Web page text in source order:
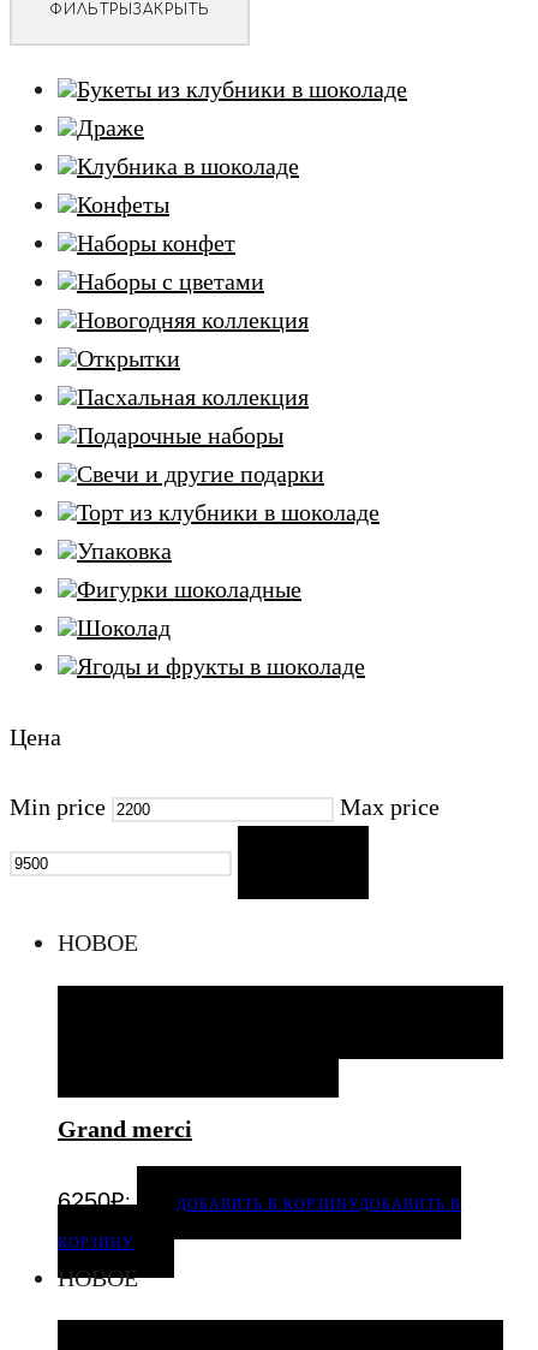
ФИЛЬТРЫЗАКРЫТЬ
Букеты из клубники в шоколаде
Драже
Клубника в шоколаде
Конфеты
Наборы конфет
Наборы с цветами
Новогодняя коллекция
Открытки
Пасхальная коллекция
Подарочные наборы
Свечи и другие подарки
Торт из клубники в шоколаде
Упаковка
Фигурки шоколадные
Шоколад
Ягоды и фрукты в шоколаде
Цена
Min price Max price
НОВОЕ
Grand merci
6250₽. ДОБАВИТЬ В КОРЗИНУДОБАВИТЬ В
КОРЗИНУ
НОВОЕ